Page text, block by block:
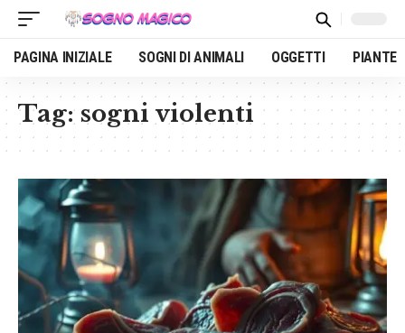
PAGINA INIZIALE SOGNI DI ANIMALI OGGETTI PIANTE
Tag: sogni violenti